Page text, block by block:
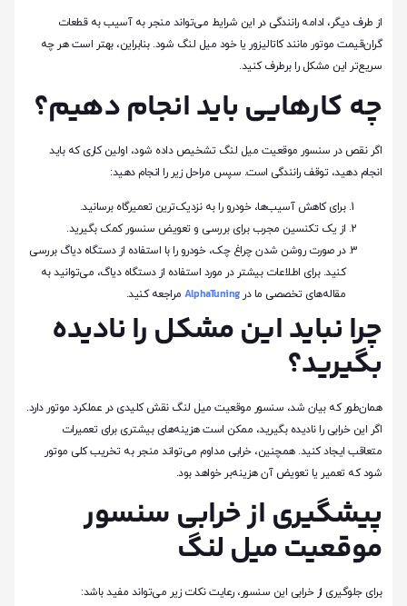
از طرف دیگر، ادامه رانندگی در این شرایط می‌تواند منجر به آسیب به قطعات
گران‌قیمت موتور مانند کاتالیزور یا خود میل لنگ شود. بنابراین، بهتر است هر چه
سریع‌تر این مشکل را برطرف کنید.
چه کارهایی باید انجام دهیم؟
اگر نقص در سنسور موقعیت میل لنگ تشخیص داده شود، اولین کاری که باید
انجام دهید، توقف رانندگی است. سپس مراحل زیر را انجام دهید:
برای کاهش آسیب‌ها، خودرو را به نزدیک‌ترین تعمیرگاه برسانید.
از یک تکنسین مجرب برای بررسی و تعویض سنسور کمک بگیرید.
در صورت روشن شدن چراغ چک، خودرو را با استفاده از دستگاه دیاگ بررسی
کنید. برای اطلاعات بیشتر در مورد استفاده از دستگاه دیاگ، می‌توانید به
مقاله‌های تخصصی ما درAlphaTuning مراجعه کنید.
چرا نباید این مشکل را نادیده
بگیرید؟
همان‌طور که بیان شد، سنسور موقعیت میل لنگ نقش کلیدی در عملکرد موتور دارد.
اگر این خرابی را نادیده بگیرید، ممکن است هزینه‌های بیشتری برای تعمیرات
متعاقب ایجاد کنید. همچنین، خرابی مداوم می‌تواند منجر به تخریب کلی موتور
شود که تعمیر یا تعویض آن هزینه‌بر خواهد بود.
پیشگیری از خرابی سنسور
موقعیت میل لنگ
برای جلوگیری از خرابی این سنسور، رعایت نکات زیر می‌تواند مفید باشد: